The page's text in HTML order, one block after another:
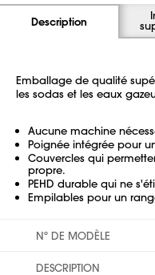
Description
Emballage de qualité
les sodas et les eaux
Aucune machine
Poignée intégrée pour
Couvercles qui
propre.
PEHD durable qui ne
Empilables pour un
Nº DE MODÈLE
DESCRIPTION